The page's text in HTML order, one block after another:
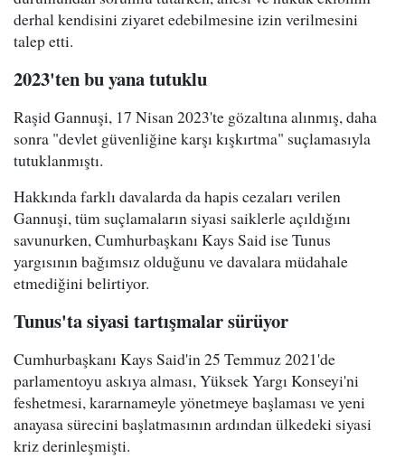
derhal kendisini ziyaret edebilmesine izin verilmesini
talep etti.
2023'ten bu yana tutuklu
Raşid Gannuşi, 17 Nisan 2023'te gözaltına alınmış, daha
sonra "devlet güvenliğine karşı kışkırtma" suçlamasıyla
tutuklanmıştı.
Hakkında farklı davalarda da hapis cezaları verilen
Gannuşi, tüm suçlamaların siyasi saiklerle açıldığını
savunurken, Cumhurbaşkanı Kays Said ise Tunus
yargısının bağımsız olduğunu ve davalara müdahale
etmediğini belirtiyor.
Tunus'ta siyasi tartışmalar sürüyor
Cumhurbaşkanı Kays Said'in 25 Temmuz 2021'de
parlamentoyu askıya alması, Yüksek Yargı Konseyi'ni
feshetmesi, kararnameyle yönetmeye başlaması ve yeni
anayasa sürecini başlatmasının ardından ülkedeki siyasi
kriz derinleşmişti.